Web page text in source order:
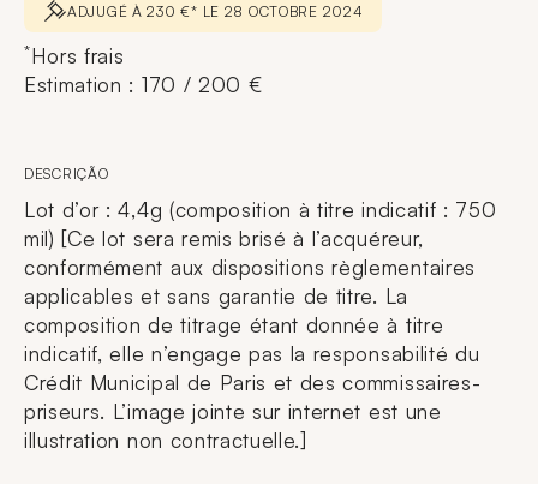
ADJUGÉ À 230 €* LE 28 OCTOBRE 2024
*Hors frais
Estimation : 170 / 200 €
DESCRIÇÃO
Lot d’or : 4,4g (composition à titre indicatif : 750
mil) [Ce lot sera remis brisé à l’acquéreur,
conformément aux dispositions règlementaires
applicables et sans garantie de titre. La
composition de titrage étant donnée à titre
indicatif, elle n’engage pas la responsabilité du
Crédit Municipal de Paris et des commissaires-
priseurs. L’image jointe sur internet est une
illustration non contractuelle.]